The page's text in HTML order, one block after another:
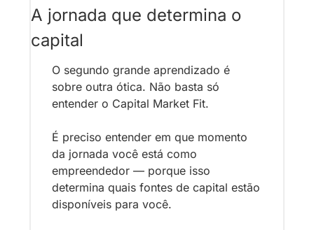
A jornada que determina o
capital
O segundo grande aprendizado é
sobre outra ótica. Não basta só
entender o Capital Market Fit.
É preciso entender em que momento
da jornada você está como
empreendedor — porque isso
determina quais fontes de capital estão
disponíveis para você.